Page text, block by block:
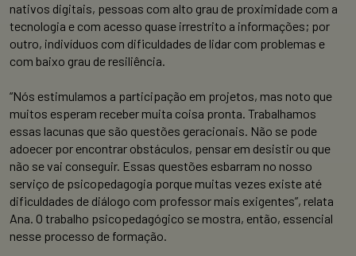
nativos digitais, pessoas com alto grau de proximidade com a
tecnologia e com acesso quase irrestrito a informações; por
outro, indivíduos com dificuldades de lidar com problemas e
com baixo grau de resiliência.
“Nós estimulamos a participação em projetos, mas noto que
muitos esperam receber muita coisa pronta. Trabalhamos
essas lacunas que são questões geracionais. Não se pode
adoecer por encontrar obstáculos, pensar em desistir ou que
não se vai conseguir. Essas questões esbarram no nosso
serviço de psicopedagogia porque muitas vezes existe até
dificuldades de diálogo com professor mais exigentes”, relata
Ana. O trabalho psicopedagógico se mostra, então, essencial
nesse processo de formação.